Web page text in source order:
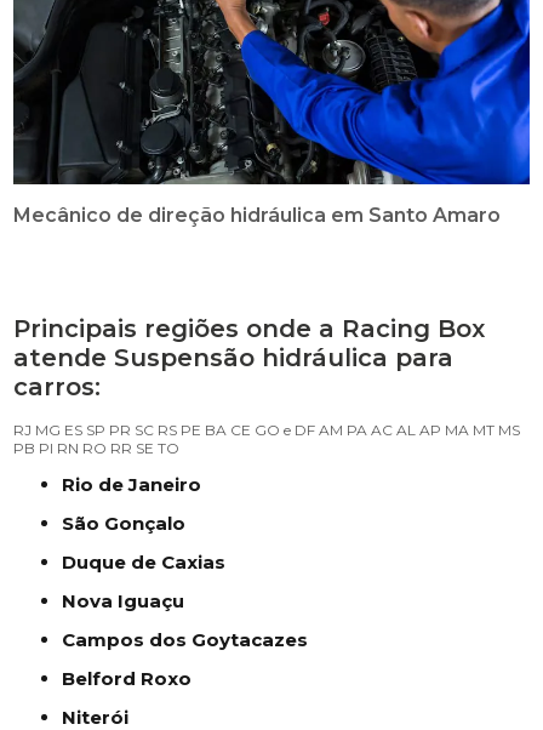
Mecânico de direção hidráulica em Santo Amaro
Principais regiões onde a Racing Box
atende Suspensão hidráulica para
carros:
RJ MG ES SP PR SC RS PE BA CE GO e DF AM PA AC AL AP MA MT MS
PB PI RN RO RR SE TO
Rio de Janeiro
São Gonçalo
Duque de Caxias
Nova Iguaçu
Campos dos Goytacazes
Belford Roxo
Niterói